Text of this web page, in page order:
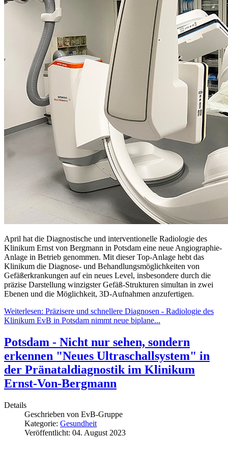
April hat die Diagnostische und interventionelle Radiologie des
Klinikum Ernst von Bergmann in Potsdam eine neue Angiographie-
Anlage in Betrieb genommen. Mit dieser Top-Anlage hebt das
Klinikum die Diagnose- und Behandlungsmöglichkeiten von
Gefäßerkrankungen auf ein neues Level, insbesondere durch die
präzise Darstellung winzigster Gefäß-Strukturen simultan in zwei
Ebenen und die Möglichkeit, 3D-Aufnahmen anzufertigen.
Weiterlesen: Präzisere und schnellere Diagnosen - Radiologie des
Klinikum EvB in Potsdam nimmt neue biplane...
Potsdam - Nicht nur sehen, sondern
erkennen "Neues Ultraschallsystem" in
der Pränataldiagnostik im Klinikum
Ernst-Von-Bergmann
Details
Geschrieben von EvB-Gruppe
Kategorie: Gesundheit
Veröffentlicht: 04. August 2023